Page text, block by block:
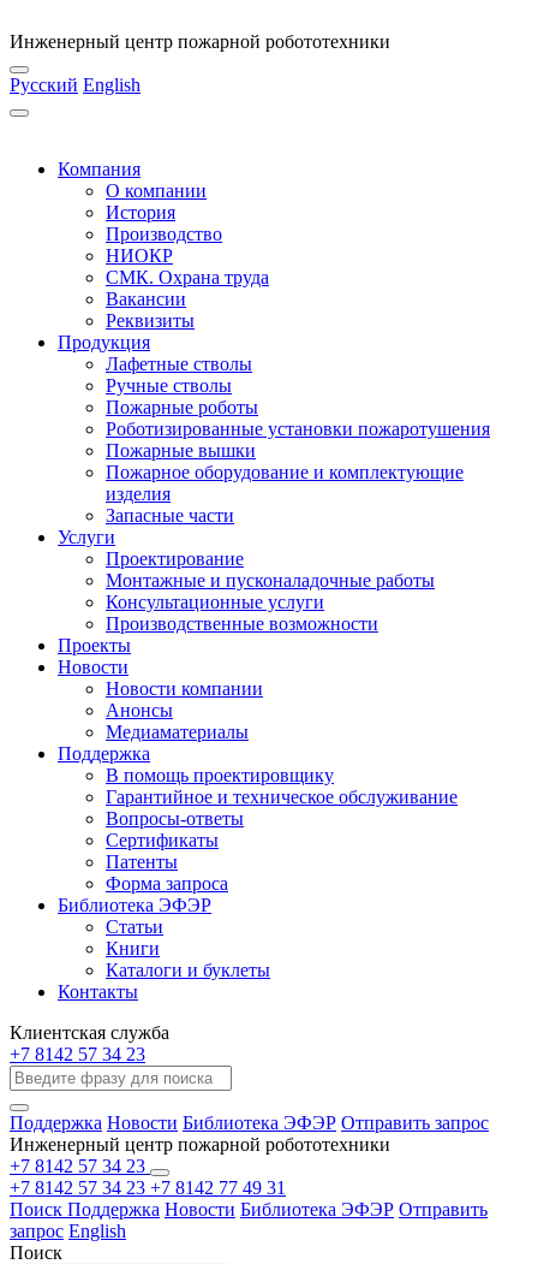
Инженерный центр пожарной робототехники
Русский English
Компания
О компании
История
Производство
НИОКР
СМК. Охрана труда
Вакансии
Реквизиты
Продукция
Лафетные стволы
Ручные стволы
Пожарные роботы
Роботизированные установки пожаротушения
Пожарные вышки
Пожарное оборудование и комплектующие
изделия
Запасные части
Услуги
Проектирование
Монтажные и пусконаладочные работы
Консультационные услуги
Производственные возможности
Проекты
Новости
Новости компании
Анонсы
Медиаматериалы
Поддержка
В помощь проектировщику
Гарантийное и техническое обслуживание
Вопросы-ответы
Сертификаты
Патенты
Форма запроса
Библиотека ЭФЭР
Статьи
Книги
Каталоги и буклеты
Контакты
Клиентская служба
+7 8142 57 34 23
Поддержка Новости Библиотека ЭФЭР Отправить запрос
Инженерный центр пожарной робототехники
+7 8142 57 34 23
+7 8142 57 34 23 +7 8142 77 49 31
Поиск Поддержка Новости Библиотека ЭФЭР Отправить
запрос English
Поиск